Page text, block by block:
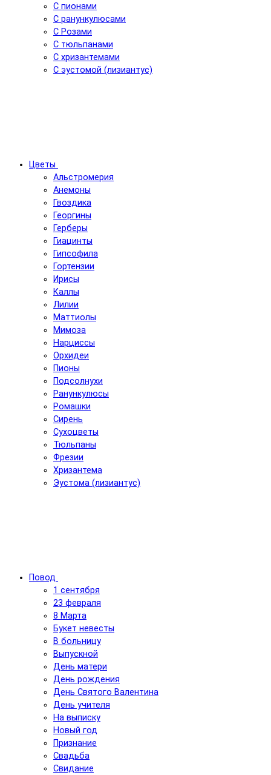
С пионами
С ранункулюсами
С Розами
С тюльпанами
С хризантемами
С эустомой (лизиантус)
Цветы
Альстромерия
Анемоны
Гвоздика
Георгины
Герберы
Гиацинты
Гипсофила
Гортензии
Ирисы
Каллы
Лилии
Маттиолы
Мимоза
Нарциссы
Орхидеи
Пионы
Подсолнухи
Ранункулюсы
Ромашки
Сирень
Сухоцветы
Тюльпаны
Фрезии
Хризантема
Эустома (лизиантус)
Повод
1 сентября
23 февраля
8 Марта
Букет невесты
В больницу
Выпускной
День матери
День рождения
День Святого Валентина
День учителя
На выписку
Новый год
Признание
Свадьба
Свидание